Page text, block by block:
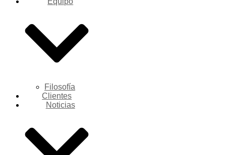
Filosofía
Clientes
Noticias